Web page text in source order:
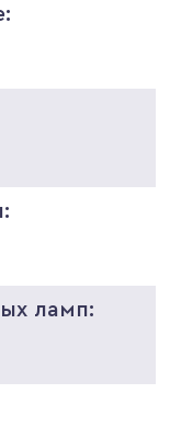
ламп: